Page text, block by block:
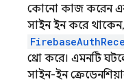
কোনো কাজ করেন
সাইন ইন করে
থ্রো করে। এমনটি
সাইন-ইন